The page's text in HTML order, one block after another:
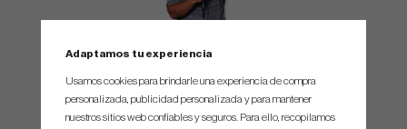
"The Scientist"
8 PGA Tour Wins - Including U.S. Open
Adaptamos tu experiencia
Usamos cookies para brindarle una experiencia de compra
personalizada, publicidad personalizada y para mantener
nuestros sitios web confiables y seguros. Para ello, recopilamos